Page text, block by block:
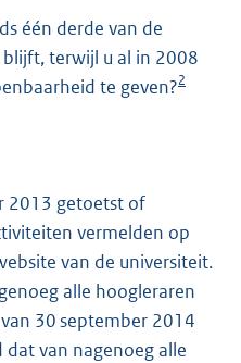
één derde van de
terwijl u al in 2008
te geven?2
2013 getoetst of
vermelden op
van de universiteit.
alle hoogleraren
30 september 2014
dat van nagenoeg alle